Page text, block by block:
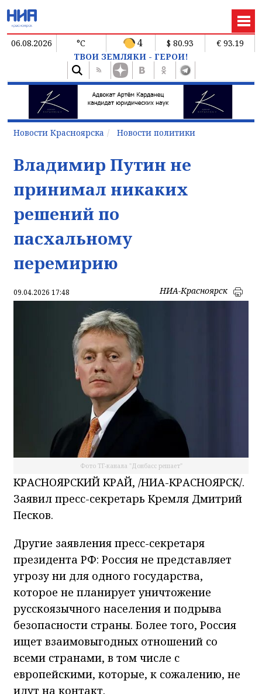
06.08.2026 °C 4 $ 80.93
€ 93.19
ТВОИ ЗЕМЛЯКИ - ГЕРОИ!
Новости Красноярска Новости политики
Владимир Путин не
принимал никаких
решений по
пасхальному
перемирию
09.04.2026 17:48 НИА-Красноярск
Фото ТГ-канала "Донбасс решает"
КРАСНОЯРСКИЙ КРАЙ, /НИА-КРАСНОЯРСК/.
Заявил пресс-секретарь Кремля Дмитрий
Песков.
Другие заявления пресс-секретаря
президента РФ: Россия не представляет
угрозу ни для одного государства,
которое не планирует уничтожение
русскоязычного населения и подрыва
безопасности страны. Более того, Россия
ищет взаимовыгодных отношений со
всеми странами, в том числе с
европейскими, которые, к сожалению, не
идут на контакт.